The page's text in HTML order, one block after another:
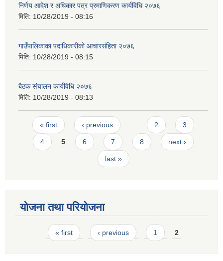
निर्णय आदेश र अधिकार पत्र प्रमाणिकरण कार्यविधि २०७६
मिति: 10/28/2019 - 08:16
गाउँपालिकाका पदाधिकारीको आचारसंहि‌‌ता २०७६
मिति: 10/28/2019 - 08:15
बैठक संचालन कार्यविधि २०७६
मिति: 10/28/2019 - 08:13
Pages
« first ‹ previous 2 3
4 5 6 7 8 next ›
last »
योजना तथा परियोजना
Pages« first ‹ previous 1 2